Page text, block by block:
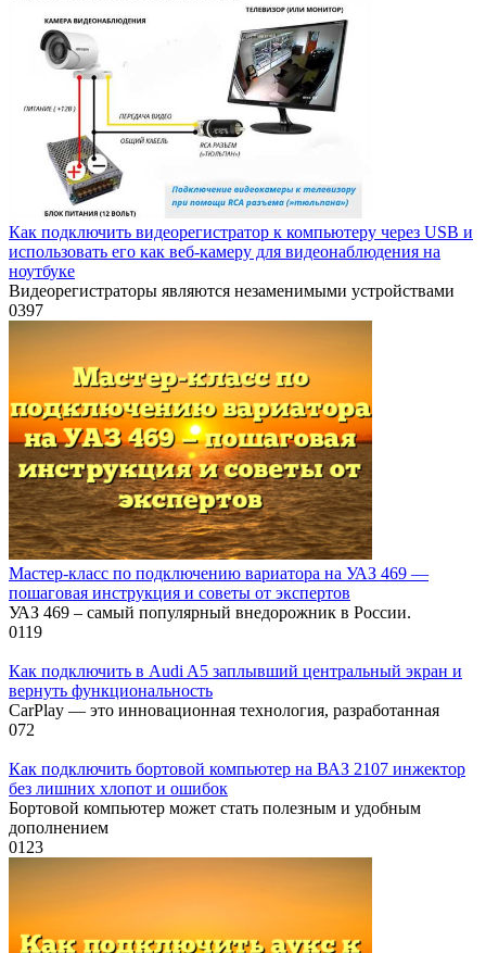
Как подключить видеорегистратор к компьютеру через USB и
использовать его как веб-камеру для видеонаблюдения на
ноутбуке
Видеорегистраторы являются незаменимыми устройствами
0397
Мастер-класс по подключению вариатора на УАЗ 469 —
пошаговая инструкция и советы от экспертов
УАЗ 469 – самый популярный внедорожник в России.
0119
Как подключить в Audi A5 заплывший центральный экран и
вернуть функциональность
CarPlay — это инновационная технология, разработанная
072
Как подключить бортовой компьютер на ВАЗ 2107 инжектор
без лишних хлопот и ошибок
Бортовой компьютер может стать полезным и удобным
дополнением
0123